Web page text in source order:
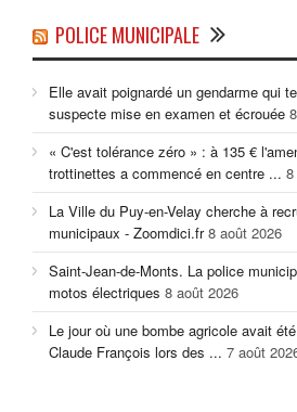
POLICE MUNICIPALE
Elle avait poignardé un gendarme qui
suspecte mise en examen et écrouée
« C'est tolérance zéro » : à 135 €
trottinettes a commencé en centre ...
La Ville du Puy-en-Velay cherche à
municipaux - Zoomdici.fr 8 août 2026
Saint-Jean-de-Monts. La police
motos électriques 8 août 2026
Le jour où une bombe agricole avait
Claude François lors des ... 7 août